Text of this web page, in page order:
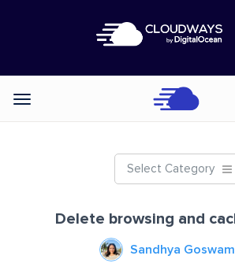
Categories
Select Category
Delete browsing and
Sandhya